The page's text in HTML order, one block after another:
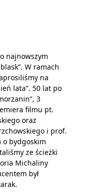
najnowszym
W ramach
na
lata”. 50 lat po
3
filmu pt.
oraz
i prof.
o bydgoskim
ze ścieżki
Michaliny
był